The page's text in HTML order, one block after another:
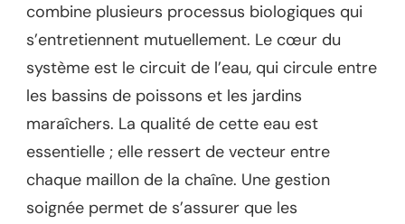
combine plusieurs processus biologiques qui
s’entretiennent mutuellement. Le cœur du
système est le circuit de l’eau, qui circule entre
les bassins de poissons et les jardins
maraîchers. La qualité de cette eau est
essentielle ; elle ressert de vecteur entre
chaque maillon de la chaîne. Une gestion
soignée permet de s’assurer que les